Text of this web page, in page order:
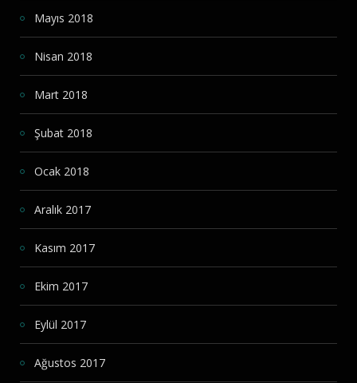
Mayıs 2018
Nisan 2018
Mart 2018
Şubat 2018
Ocak 2018
Aralık 2017
Kasım 2017
Ekim 2017
Eylül 2017
Ağustos 2017